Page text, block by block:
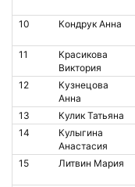
10 Кондрук Анна
11
Красикова
Виктория
12
Кузнецова
Анна
13 Кулик Татьяна
14
Кулыгина
Анастасия
15 Литвин Мария